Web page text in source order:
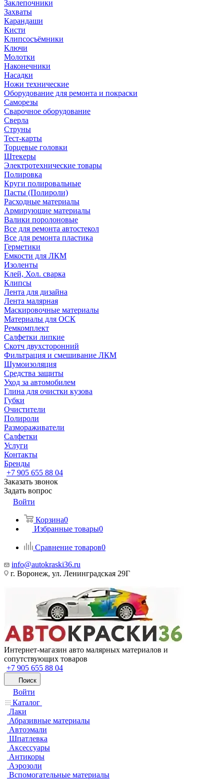
Заклепочники
Захваты
Карандаши
Кисти
Клипсосъёмники
Ключи
Молотки
Наконечники
Насадки
Ножи технические
Оборудование для ремонта и покраски
Саморезы
Сварочное оборудование
Сверла
Струны
Тест-карты
Торцевые головки
Штекеры
Электротехнические товары
Полировка
Круги полировальные
Пасты (Полироли)
Расходные материалы
Армирующие материалы
Валики поролоновые
Все для ремонта автостекол
Все для ремонта пластика
Герметики
Емкости для ЛКМ
Изоленты
Клей, Хол. сварка
Клипсы
Лента для дизайна
Лента малярная
Маскировочные материалы
Материалы для ОСК
Ремкомплект
Салфетки липкие
Скотч двухсторонний
Фильтрация и смешивание ЛКМ
Шумоизоляция
Средства защиты
Уход за автомобилем
Глина для очистки кузова
Губки
Очистители
Полироли
Размораживатели
Салфетки
Услуги
Контакты
Бренды
+7 905 655 88 04
Заказать звонок
Задать вопрос
Войти
Корзина0
Избранные товары0
Сравнение товаров0
info@autokraski36.ru
г. Воронеж, ул. Ленинградская 29Г
Интернет-магазин авто малярных материалов и
сопутствующих товаров
+7 905 655 88 04
Поиск
Войти
Каталог
Лаки
Абразивные материалы
Автоэмали
Шпатлевка
Аксессуары
Антикоры
Аэрозоли
Вспомогательные материалы